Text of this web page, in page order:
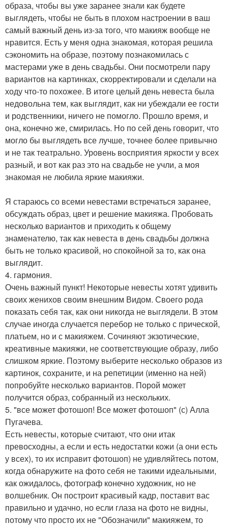
образа, чтобы вы уже заранее знали как будете
выглядеть, чтобы не быть в плохом настроении в ваш
самый важный день из-за того, что макияж вообще не
нравится. Есть у меня одна знакомая, которая решила
сэкономить на образе, поэтому познакомилась с
мастерами уже в день свадьбы. Они посмотрели пару
вариантов на картинках, скорректировали и сделали на
ходу что-то похожее. В итоге целый день невеста была
недовольна тем, как выглядит, как ни убеждали ее гости
и родственники, ничего не помогло. Прошло время, и
она, конечно же, смирилась. Но по сей день говорит, что
могло бы выглядеть все лучше, точнее более привычно
и не так театрально. Уровень восприятия яркости у всех
разный, и вот как раз это на свадьбе не учли, а моя
знакомая не любила яркие макияжи.
Я стараюсь со всеми невестами встречаться заранее,
обсуждать образ, цвет и решение макияжа. Пробовать
несколько вариантов и приходить к общему
знаменателю, так как невеста в день свадьбы должна
быть не только красивой, но спокойной за то, как она
выглядит.
4. гармония.
Очень важный пункт! Некоторые невесты хотят удивить
своих женихов своим внешним Видом. Своего рода
показать себя так, как они никогда не выглядели. В этом
случае иногда случается перебор не только с прической,
платьем, но и с макияжем. Сочиняют экзотические,
креативные макияжи, не соответствующие образу, либо
слишком яркие. Поэтому выберите несколько образов из
картинок, сохраните, и на репетиции (именно на ней)
попробуйте несколько вариантов. Порой может
получится образ, собранный из нескольких.
5. "все может фотошоп! Все может фотошоп" (с) Алла
Пугачева.
Есть невесты, которые считают, что они итак
превосходны, а если и есть недостатки кожи (а они есть
у всех), то их исправит фотошоп) не удивляйтесь потом,
когда обнаружите на фото себя не такими идеальными,
как ожидалось, фотограф конечно художник, но не
волшебник. Он построит красивый кадр, поставит вас
правильно и удачно, но если глаза на фото не видны,
потому что просто их не "Обозначили" макияжем, то